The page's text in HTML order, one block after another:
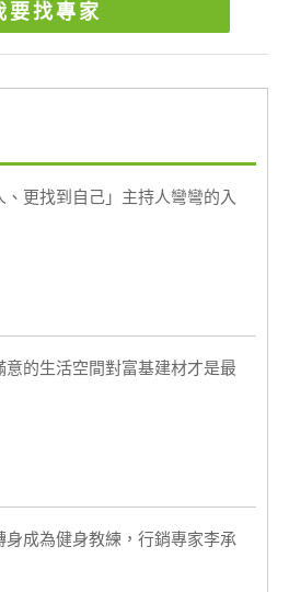
要找專家
、更找到自己」主持人彎彎的入
意的生活空間對富基建材才是最
成為健身教練，行銷專家李承